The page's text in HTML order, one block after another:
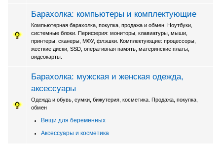
Барахолка: компьютеры и комплектующие
Компьютерная барахолка, покупка, продажа и обмен. Ноутбуки,
системные блоки. Периферия: мониторы, клавиатуры, мыши,
принтеры, сканеры, МФУ, флэшки. Комплектующие: процессоры,
жесткие диски, SSD, оперативная память, материнские платы,
видеокарты.
Барахолка: мужская и женская одежда,
аксессуары
Одежда и обувь, сумки, бижутерия, косметика. Продажа, покупка,
обмен
Вещи для беременных
Аксессуары и косметика